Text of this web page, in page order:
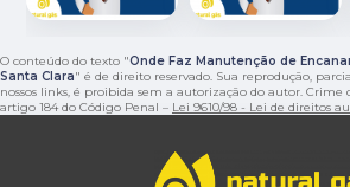
O conteúdo do texto "Onde Faz Manutenção de
Santa Clara" é de direito reservado. Sua reprodução,
nossos links, é proibida sem a autorização do autor.
artigo 184 do Código Penal – Lei 9610/98 - Lei de direitos